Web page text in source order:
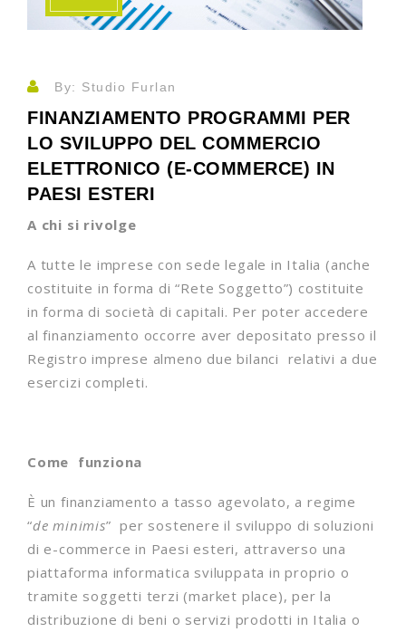
By: Studio Furlan
FINANZIAMENTO PROGRAMMI PER
LO SVILUPPO DEL COMMERCIO
ELETTRONICO (E-COMMERCE) IN
PAESI ESTERI
A chi si rivolge
A tutte le imprese con sede legale in Italia (anche
costituite in forma di “Rete Soggetto”) costituite
in forma di società di capitali. Per poter accedere
al finanziamento occorre aver depositato presso il
Registro imprese almeno due bilanci relativi a due
esercizi completi.
Come funziona
È un finanziamento a tasso agevolato, a regime
“de minimis” per sostenere il sviluppo di soluzioni
di e-commerce in Paesi esteri, attraverso una
piattaforma informatica sviluppata in proprio o
tramite soggetti terzi (market place), per la
distribuzione di beni o servizi prodotti in Italia o